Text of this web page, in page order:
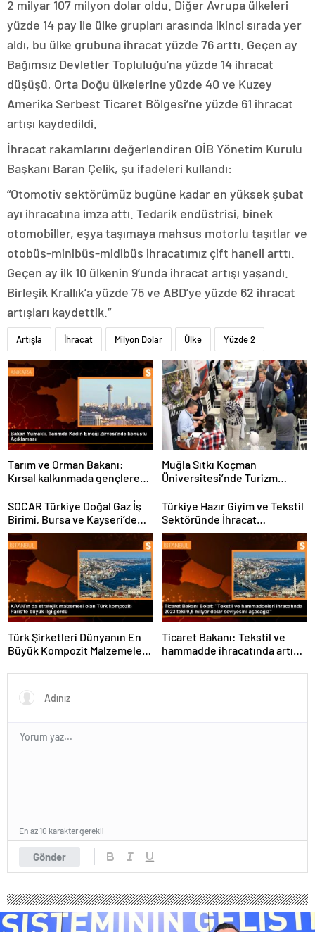
2 milyar 107 milyon dolar oldu. Diğer Avrupa ülkeleri
yüzde 14 pay ile ülke grupları arasında ikinci sırada yer
aldı, bu ülke grubuna ihracat yüzde 76 arttı. Geçen ay
Bağımsız Devletler Topluluğu’na yüzde 14 ihracat
düşüşü, Orta Doğu ülkelerine yüzde 40 ve Kuzey
Amerika Serbest Ticaret Bölgesi’ne yüzde 61 ihracat
artışı kaydedildi.
İhracat rakamlarını değerlendiren OİB Yönetim Kurulu
Başkanı Baran Çelik, şu ifadeleri kullandı:
“Otomotiv sektörümüz bugüne kadar en yüksek şubat
ayı ihracatına imza attı. Tedarik endüstrisi, binek
otomobiller, eşya taşımaya mahsus motorlu taşıtlar ve
otobüs-minibüs-midibüs ihracatımız çift haneli arttı.
Geçen ay ilk 10 ülkenin 9’unda ihracat artışı yaşandı.
Birleşik Krallık’a yüzde 75 ve ABD’ye yüzde 62 ihracat
artışları kaydettik.”
Artışla İhracat Milyon Dolar Ülke Yüzde 2
Tarım ve Orman Bakanı:
Kırsal kalkınmada gençlere
yapıyoruz
Muğla Sıtkı Koçman
Üniversitesi’nde Turizm
Buluştu
SOCAR Türkiye Doğal Gaz İş
Birimi, Bursa ve Kayseri’de
Şebeke Uzunluğunu Artıracak
Türkiye Hazır Giyim ve Tekstil
Sektöründe İhracat
Hedeflerini Açıkladı
Türk Şirketleri Dünyanın En
Büyük Kompozit Malzemeler
Ticaret Bakanı: Tekstil ve
hammadde ihracatında artış
Gönder
En az 10 karakter gerekli